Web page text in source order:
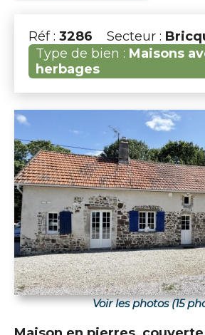
Réf : 3286 Secteur :
Type de bien : Maisons
herbages
Voir les photos (15